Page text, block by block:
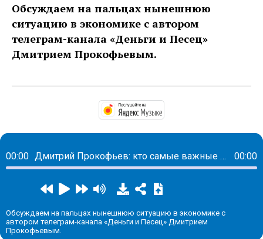
Обсуждаем на пальцах нынешнюю
ситуацию в экономике с автором
телеграм-канала «Деньги и Песец»
Дмитрием Прокофьевым.
00:00 Дмитрий Прокофьев: кто самые важные и нужные люди в России сейчас 00:00
Обсуждаем на пальцах нынешнюю ситуацию в экономике с
автором телеграм-канала «Деньги и Песец» Дмитрием
Прокофьевым.